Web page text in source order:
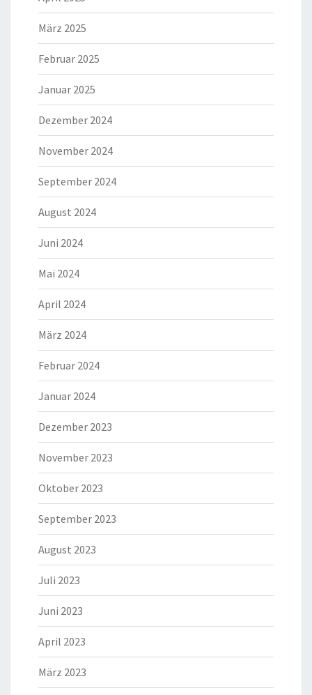
März 2025
Februar 2025
Januar 2025
Dezember 2024
November 2024
September 2024
August 2024
Juni 2024
Mai 2024
April 2024
März 2024
Februar 2024
Januar 2024
Dezember 2023
November 2023
Oktober 2023
September 2023
August 2023
Juli 2023
Juni 2023
April 2023
März 2023